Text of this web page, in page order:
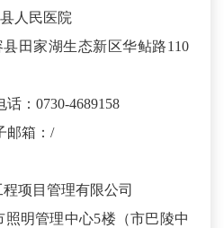
人民医院
田家湖生态新区华鲇路110
：0730-4689158
箱：/
项目管理有限公司
明管理中心5楼（市巴陵中